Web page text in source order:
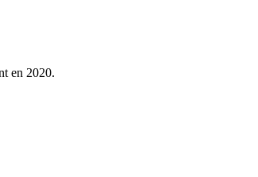
en 2020.